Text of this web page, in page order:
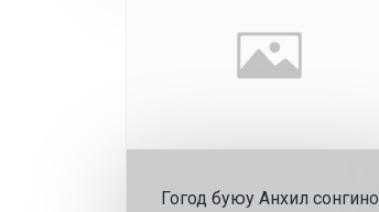
Гогод буюу Анхил сонгино